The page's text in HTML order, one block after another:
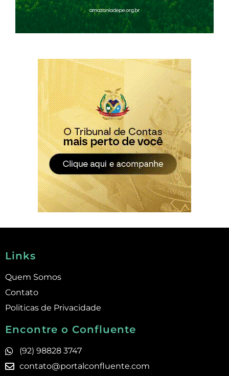
Links
Quem Somos
Contato
Politicas de Privacidade
Encontre o Confluente
(92) 98828 3747
contato@portalconfluente.com